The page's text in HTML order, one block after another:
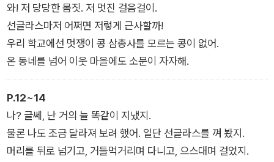
짜잔! 멋쟁이 콩 삼총사가 나타나면 모두의 시선이 집중된다. 옷
차림부터 걸음걸이, 자신감 넘치는 부드러운 미소까지 어디 하나
안 멋진 데가 없다. 멋쟁이 콩 삼총사처럼 되고 싶던 소심하고 평
범한 콩은 선글라스도 써 보고 머리에 스프레이를 뿌려 넘겨보기
도 하고 멋쟁이들처럼 으스대며 걸어 보기도 했다. 그런데 웬일인
지 다 어색하기만 한데, 어떻게 하면 멋진 콩이 될 수 있을까?
와! 저 당당한 몸짓. 저 멋진 걸음걸이.
선글라스마저 어쩌면 저렇게 근사할까!
우리 학교에선 멋쟁이 콩 삼총사를 모르는 콩이 없어.
온 동네를 넘어 이웃 마을에도 소문이 자자해.
P.12~14
나? 글쎄, 난 거의 늘 똑같이 지냈지.
물론 나도 조금 달라져 보려 했어. 일단 선글라스를 껴 봤지.
머리를 뒤로 넘기고, 거들먹거리며 다니고, 으스대며 걸었지.